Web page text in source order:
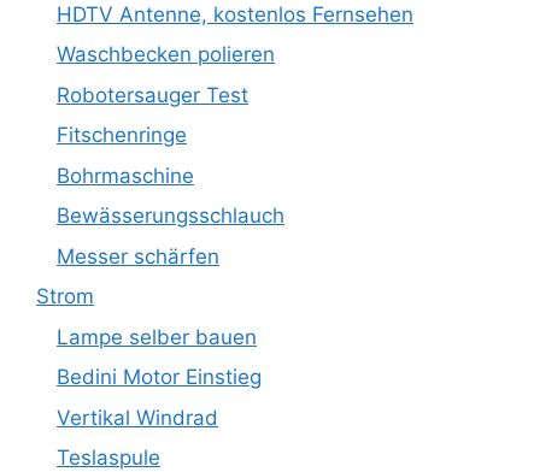
HDTV Antenne, kostenlos Fernsehen
Waschbecken polieren
Robotersauger Test
Fitschenringe
Bohrmaschine
Bewässerungsschlauch
Messer schärfen
Strom
Lampe selber bauen
Bedini Motor Einstieg
Vertikal Windrad
Teslaspule